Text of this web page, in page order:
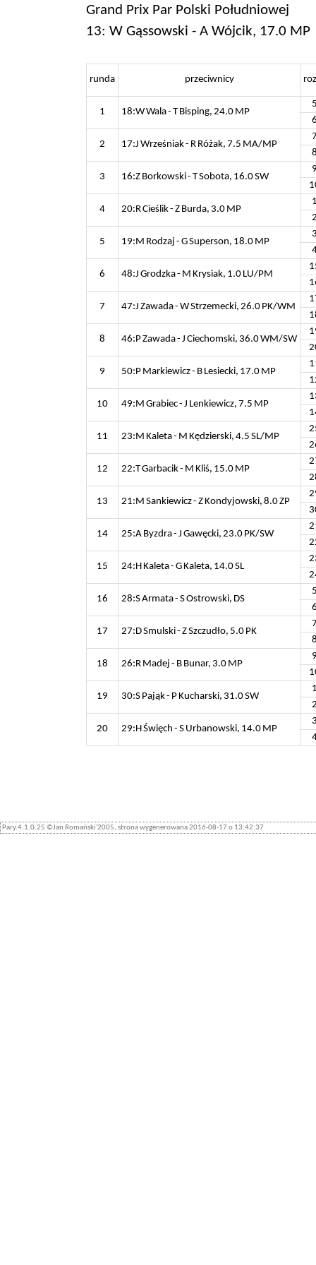
Grand Prix Par Polski Południowej
13: W Gąssowski - A Wójcik, 17.0 MP
runda przeciwnicy
1 18:W Wala - T Bisping, 24.0 MP
2 17:J Wrześniak - R Różak, 7.5 MA/MP
3 16:Z Borkowski - T Sobota, 16.0 SW
4 20:R Cieślik - Z Burda, 3.0 MP
5 19:M Rodzaj - G Superson, 18.0 MP
6 48:J Grodzka - M Krysiak, 1.0 LU/PM
7 47:J Zawada - W Strzemecki, 26.0 PK/WM
8 46:P Zawada - J Ciechomski, 36.0 WM/SW
9 50:P Markiewicz - B Lesiecki, 17.0 MP
10 49:M Grabiec - J Lenkiewicz, 7.5 MP
11 23:M Kaleta - M Kędzierski, 4.5 SL/MP
12 22:T Garbacik - M Kliś, 15.0 MP
13 21:M Sankiewicz - Z Kondyjowski, 8.0 ZP
14 25:A Byzdra - J Gawęcki, 23.0 PK/SW
15 24:H Kaleta - G Kaleta, 14.0 SL
16 28:S Armata - S Ostrowski, DS
17 27:D Smulski - Z Szczudło, 5.0 PK
18 26:R Madej - B Bunar, 3.0 MP
19 30:S Pająk - P Kucharski, 31.0 SW
20 29:H Święch - S Urbanowski, 14.0 MP
Pary.4.1.0.25 ©Jan Romański'2005, strona wygenerowana 2016-08-17 o 13:42:37